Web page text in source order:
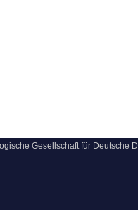
Gesellschaft für Deutsche